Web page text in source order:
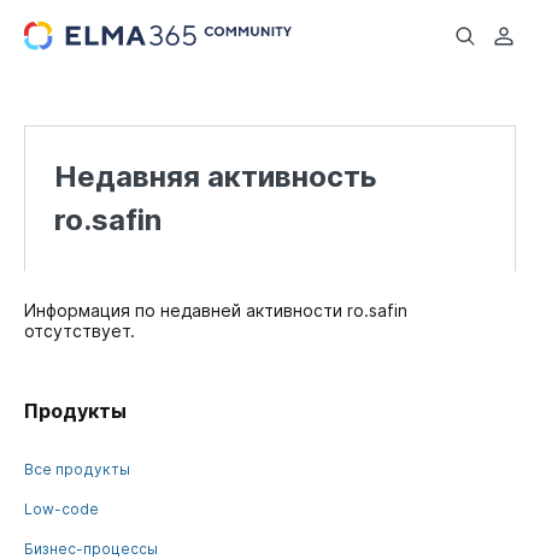
...
Недавняя активность
ro.safin
Информация по недавней активности ro.safin
отсутствует.
Продукты
Все продукты
Low-code
Бизнес-процессы